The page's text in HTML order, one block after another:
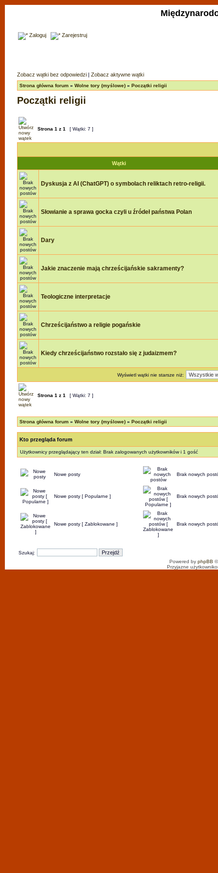
Zaloguj Zarejestruj
Zobacz wątki bez odpowiedzi | Zobacz aktywne wątki
Strona główna forum » Wolne tory (myślowe) » Początki religii
Początki religii
Strona 1 z 1 [ Wątki: 7 ]
Wątki
Dyskusja z AI (ChatGPT) o symbolach reliktach retro-religii.
Słowianie a sprawa gocka czyli u źródeł państwa Polan
Dary
Jakie znaczenie mają chrześcijańskie sakramenty?
Teologiczne interpretacje
Chrześcijaństwo a religie pogańskie
Kiedy chrześcijaństwo rozstało się z judaizmem?
Wyświetl wątki nie starsze niż:
Strona 1 z 1 [ Wątki: 7 ]
Strona główna forum » Wolne tory (myślowe) » Początki religii
Kto przegląda forum
Użytkownicy przeglądający ten dział: Brak zalogowanych użytkowników i 1 gość
Nowe posty Brak nowych
Nowe posty [ Popularne ] Brak nowych
Nowe posty [ Zablokowane ] Brak nowych
Szukaj:
Powered by phpBB
Przyjazne